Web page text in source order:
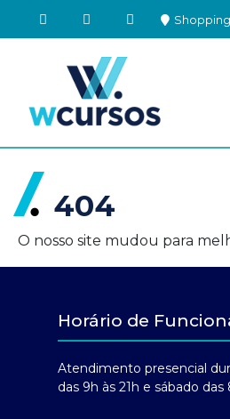
404
O nosso site mudou para
Horário de
Atendimento presencial
das 9h às 21h e sábado das